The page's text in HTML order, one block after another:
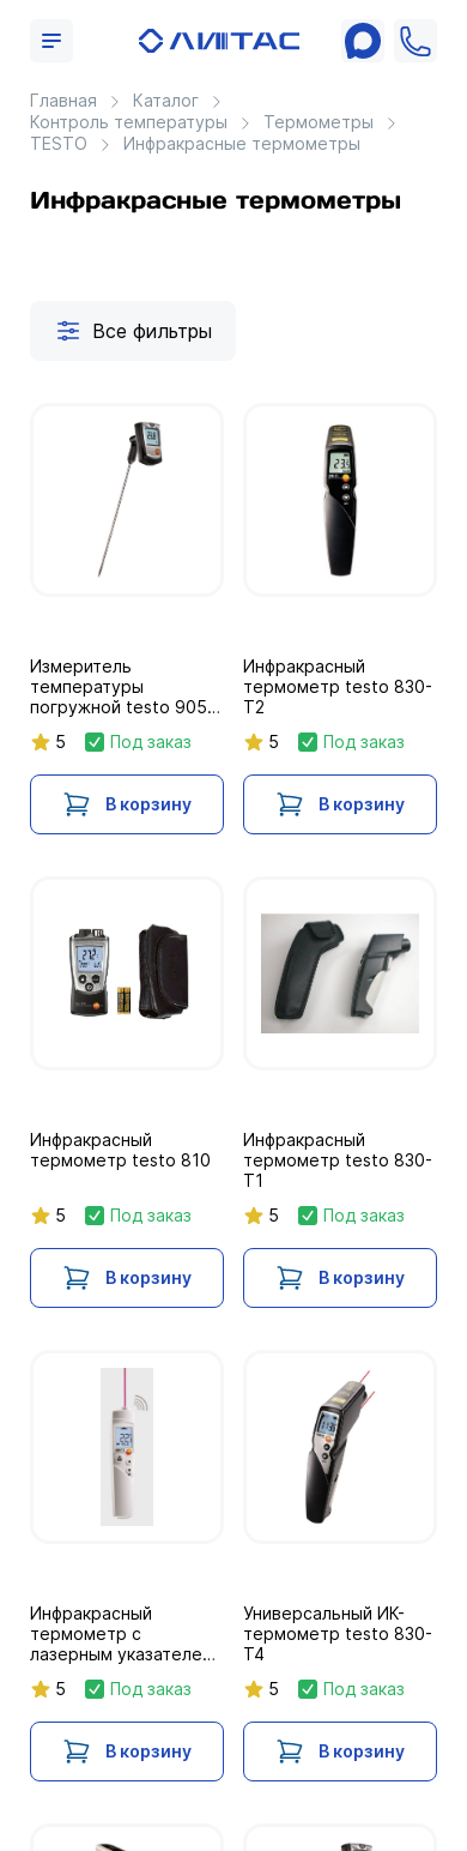
Главная
Каталог
Контроль температуры
Термометры
TESTO
Инфракрасные термометры
Инфракрасные термометры
Все фильтры
Измеритель
температуры
погружной testo 905-
5 Под заказ
В корзину
Инфракрасный
термометр testo 830-
T2
5
Под заказ
В корзину
Инфракрасный
термометр testo 810
5 Под заказ
В корзину
Инфракрасный
термометр testo 830-
T1
5
Под заказ
В корзину
Инфракрасный
термометр с
лазерным указателем
testo 826-T2
5 Под заказ
В корзину
Универсальный ИК-
термометр testo 830-
T4
5
Под заказ
В корзину